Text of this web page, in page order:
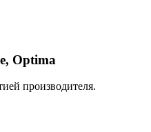
Optima
производителя.